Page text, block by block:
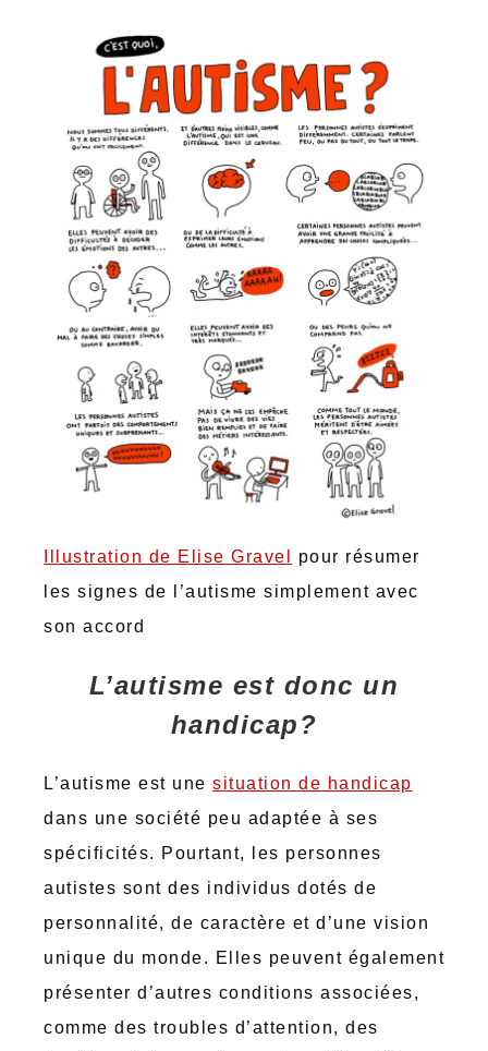
Illustration de Elise Gravel
pour résumer
les signes de l’autisme simplement avec
son accord
L’autisme est donc un
handicap?
L’autisme est une situation de handicap
dans une société peu adaptée à ses
spécificités. Pourtant, les personnes
autistes sont des individus dotés de
personnalité, de caractère et d’une vision
unique du monde. Elles peuvent également
présenter d’autres conditions associées,
comme des troubles d’attention, des